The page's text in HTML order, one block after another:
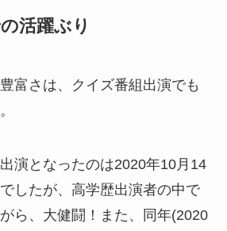
活躍ぶり
富さは、クイズ番組出演でも
演となったのは2020年10月14
したが、高学歴出演者の中で
ら、大健闘！また、同年(2020